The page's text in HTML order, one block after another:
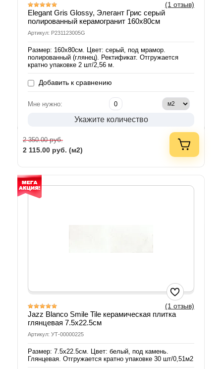
(1 отзыв)
Elegant Gris Glossy, Элегант Грис серый
полированный керамогранит 160х80см
Артикул: P231123005G
Размер: 160х80см. Цвет: серый, под мрамор.
полированный (глянец). Ректификат. Отгружается
кратно упаковке 2 шт/2,56 м.
Добавить к сравнению
Мне нужно:
Укажите количество
2 350.00руб.
2 115.00 руб. (м2)
(1 отзыв)
Jazz Blanco Smile Tile керамическая плитка
глянцевая 7.5x22.5см
Артикул: УТ-00000225
Размер: 7.5x22.5см. Цвет: белый, под камень.
Глянцевая. Отгружается кратно упаковке 30 шт/0,51м2